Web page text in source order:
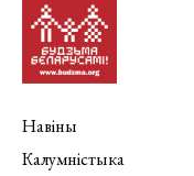
Навіны
Калумністыка